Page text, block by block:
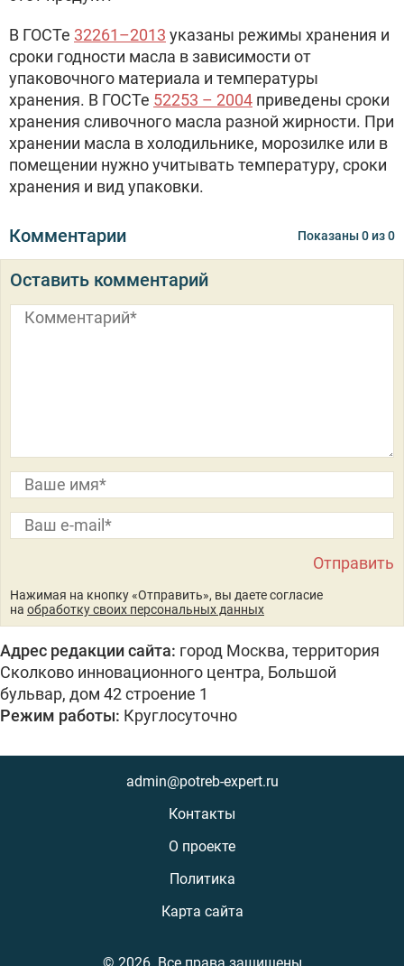
В ГОСТе 32261–2013 указаны режимы хранения и
сроки годности масла в зависимости от
упаковочного материала и температуры
хранения. В ГОСТе 52253 – 2004 приведены сроки
хранения сливочного масла разной жирности. При
хранении масла в холодильнике, морозилке или в
помещении нужно учитывать температуру, сроки
хранения и вид упаковки.
Комментарии Показаны0 из0
Оставить комментарий
Нажимая на кнопку «Отправить», вы даете согласие
на обработку своих персональных данных
Адрес редакции сайта: город Москва, территория
Сколково инновационного центра, Большой
бульвар, дом 42 строение 1
Режим работы: Круглосуточно
admin@potreb-expert.ru
Контакты
О проекте
Политика
Карта сайта